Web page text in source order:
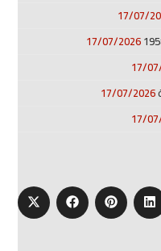
17/07/
17/07/2026
17/
17/07/2026
17/